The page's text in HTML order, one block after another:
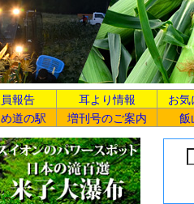
報告 耳より情報 お気
道の駅 増刊号のご案内 飯